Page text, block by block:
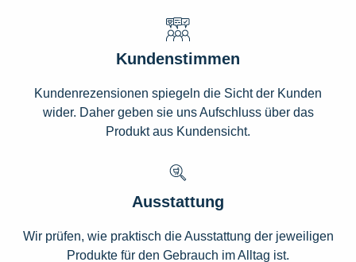
Kundenstimmen
Kundenrezensionen spiegeln die Sicht der Kunden
wider. Daher geben sie uns Aufschluss über das
Produkt aus Kundensicht.
Ausstattung
Wir prüfen, wie praktisch die Ausstattung der jeweiligen
Produkte für den Gebrauch im Alltag ist.